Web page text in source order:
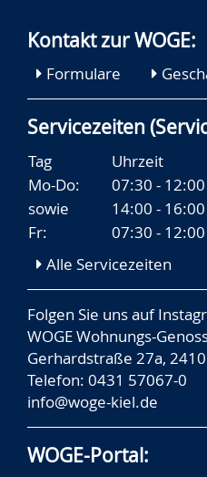
Kontakt zur WOGE:
Formulare
Servicezeiten
Tag
Uhrzeit
Mo-Do:
07:30 -
sowie
14:00 -
Fr:
07:30 -
Alle Servicezeiten
Folgen Sie uns auf
WOGE Wohnungs-
Gerhardstraße 27a,
Telefon: 0431 57067-0
info@woge-kiel.de
WOGE-Portal: